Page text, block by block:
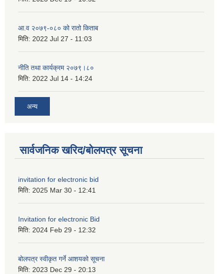
आ.व २०७९-०८० को रातो किताब
मिति: 2022 Jul 27 - 11:03
नीति तथा कार्यक्रम २०७९।८०
मिति: 2022 Jul 14 - 14:24
अन्य
सार्वजनिक खरिद/बोलपत्र सूचना
invitation for electronic bid
मिति: 2025 Mar 30 - 12:41
Invitation for electronic Bid
मिति: 2024 Feb 29 - 12:32
बोलपत्र स्वीकृत गर्ने आशयको सूचना
मिति: 2023 Dec 29 - 20:13